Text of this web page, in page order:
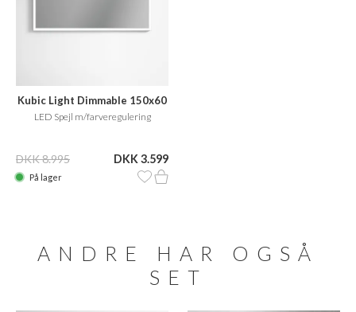
Kubic Light Dimmable 150x60
LED Spejl m/farveregulering
DKK 8.995 DKK 3.599
På lager
ANDRE HAR OGSÅ
SET